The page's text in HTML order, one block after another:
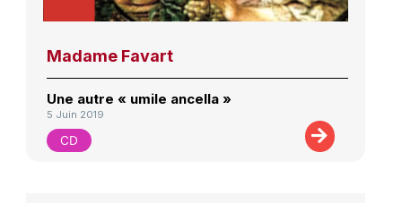
Madame Favart
Une autre « umile ancella »
5 Juin 2019
CD